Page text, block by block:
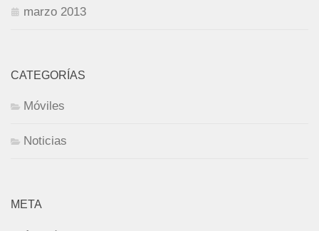
marzo 2013
CATEGORÍAS
Móviles
Noticias
META